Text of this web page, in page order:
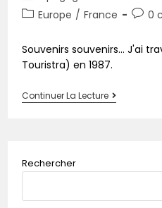
Europe / France 0
Souvenirs souvenirs... J'ai
Touristra) en 1987.
Continuer La Lecture
Rechercher